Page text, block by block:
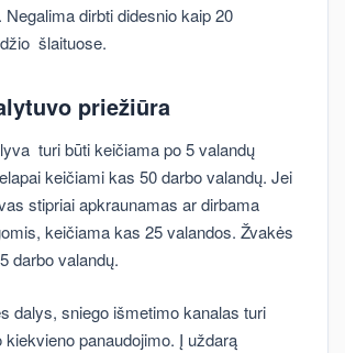
dirbti didesnio kaip 20
šlaituose.
priežiūra
turi būti keičiama po 5 valandų
keičiami kas 50 darbo valandų. Jei
stipriai apkraunamas ar dirbama
keičiama kas 25 valandos. Žvakės
darbo valandų.
dalys, sniego išmetimo kanalas turi
kiekvieno panaudojimo. Į uždarą